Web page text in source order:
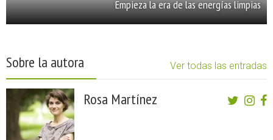
Empieza la era de las energías limpias
Sobre la autora Ver todas las entradas
Rosa Martínez